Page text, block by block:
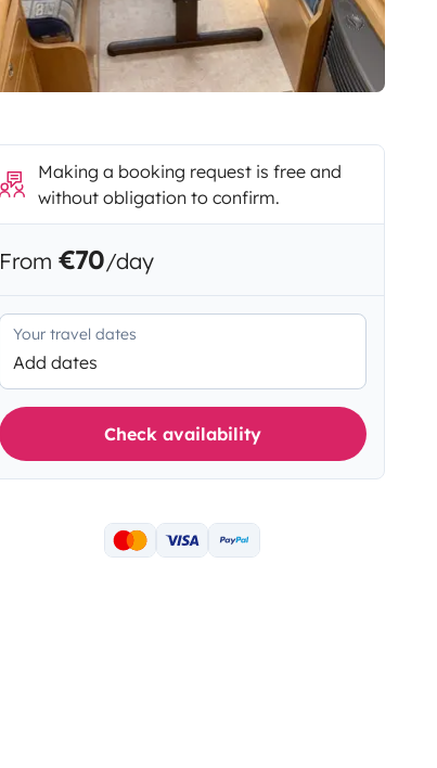
Making a booking request is free and
without obligation to confirm.
From €70/day
Your travel dates
Add dates
Check availability